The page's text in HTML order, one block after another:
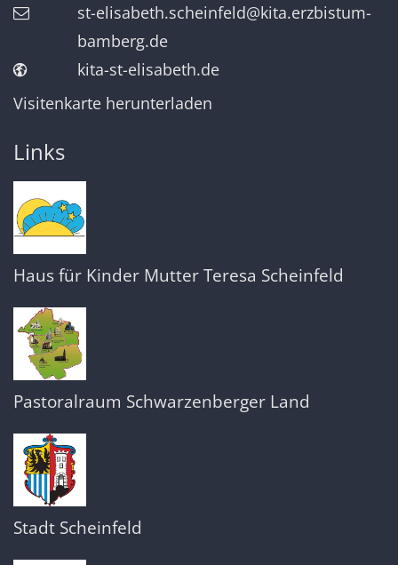
st-elisabeth.scheinfeld@kita.erzbistum-
bamberg.de
kita-st-elisabeth.de
Visitenkarte herunterladen
Links
Haus für Kinder Mutter Teresa Scheinfeld
Pastoralraum Schwarzenberger Land
Stadt Scheinfeld